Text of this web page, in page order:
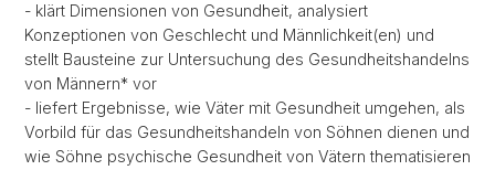
- klärt Dimensionen von Gesundheit, analysiert
Konzeptionen von Geschlecht und Männlichkeit(en) und
stellt Bausteine zur Untersuchung des Gesundheitshandelns
von Männern* vor
- liefert Ergebnisse, wie Väter mit Gesundheit umgehen, als
Vorbild für das Gesundheitshandeln von Söhnen dienen und
wie Söhne psychische Gesundheit von Vätern thematisieren